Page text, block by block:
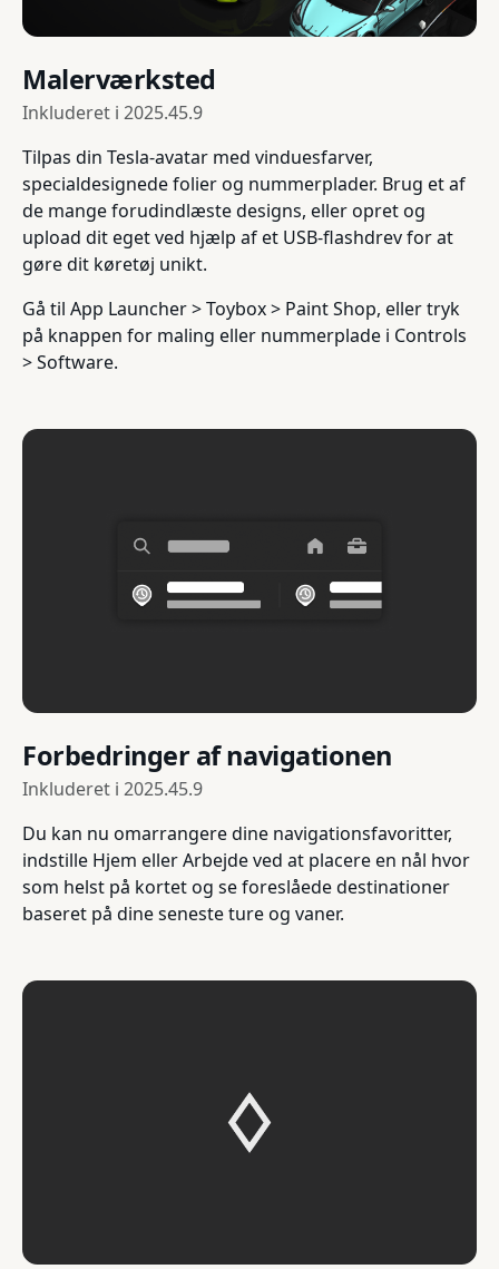
Malerværksted
Inkluderet i 2025.45.9
Tilpas din Tesla-avatar med vinduesfarver,
specialdesignede folier og nummerplader. Brug et af
de mange forudindlæste designs, eller opret og
upload dit eget ved hjælp af et USB-flashdrev for at
gøre dit køretøj unikt.
Gå til App Launcher > Toybox > Paint Shop, eller tryk
på knappen for maling eller nummerplade i Controls
> Software.
Forbedringer af navigationen
Inkluderet i 2025.45.9
Du kan nu omarrangere dine navigationsfavoritter,
indstille Hjem eller Arbejde ved at placere en nål hvor
som helst på kortet og se foreslåede destinationer
baseret på dine seneste ture og vaner.